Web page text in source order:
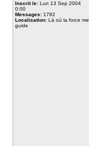
Inscrit le: Lun 13 Sep 2004
0:00
Messages: 1782
Localisation: Là où la force me
guide